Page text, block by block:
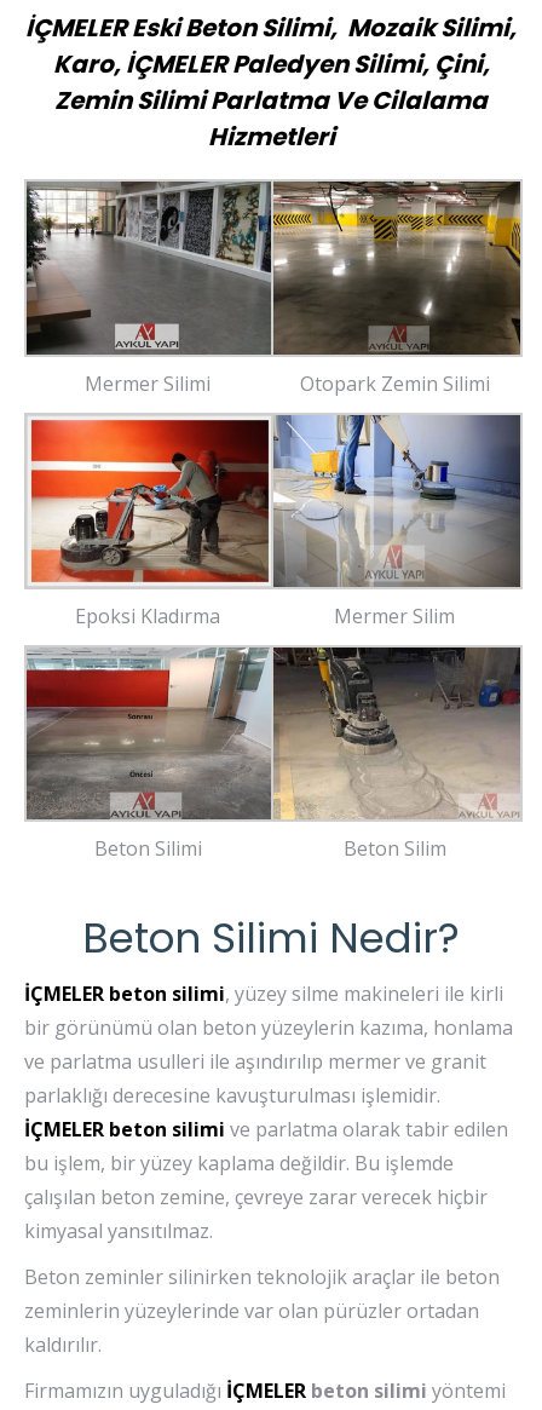
İÇMELER Eski Beton Silimi, Mozaik Silimi,
Karo, İÇMELER Paledyen Silimi, Çini,
Zemin Silimi Parlatma Ve Cilalama
Hizmetleri
Mermer Silimi Otopark Zemin Silimi
Epoksi Kladırma Mermer Silim
Beton Silimi Beton Silim
Beton Silimi Nedir?
İÇMELER beton silimi, yüzey silme makineleri ile kirli
bir görünümü olan beton yüzeylerin kazıma, honlama
ve parlatma usulleri ile aşındırılıp mermer ve granit
parlaklığı derecesine kavuşturulması işlemidir.
İÇMELER beton silimi ve parlatma olarak tabir edilen
bu işlem, bir yüzey kaplama değildir. Bu işlemde
çalışılan beton zemine, çevreye zarar verecek hiçbir
kimyasal yansıtılmaz.
Beton zeminler silinirken teknolojik araçlar ile beton
zeminlerin yüzeylerinde var olan pürüzler ortadan
kaldırılır.
Firmamızın uyguladığı İÇMELER beton silimi yöntemi